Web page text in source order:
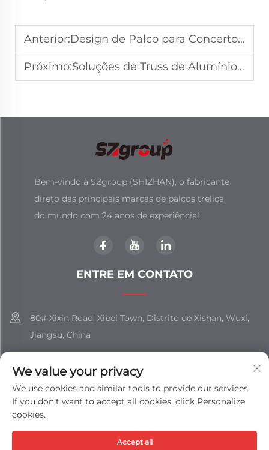
Anterior:Design de Palco para Concerto ao Ar Livre com Integração de Exibições de Fogos de Artifício
Próximo:Soluções de Truss de Alumínio para Conferências Corporativas
Bem-vindo à SZgroup (SHIZHAN), o fabricante
direto das principais marcas de palcos treliça
do mundo com 24 anos de experiência!
ENTRE EM CONTATO
80# Xixin Road, Xibei Town, Distrito de Xishan, Wuxi,
Jiangsu, China
[email protected]
Direitos Autorais © JIANGSU SHIZHAN GROUP CO., LTD. Todos
os Direitos Reservados - Política de privacidade
We value your privacy
We use cookies and similar tools to provide our services.
If you don't want to accept all cookies, click Personalize
cookies.
Accept all